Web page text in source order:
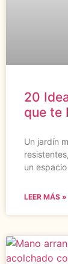
20
que te
Un jardín
un
LEER MÁS »